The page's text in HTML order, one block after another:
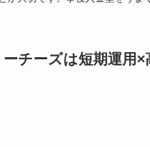
ーチーズは短期運用